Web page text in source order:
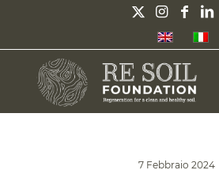
7 Febbraio 2024